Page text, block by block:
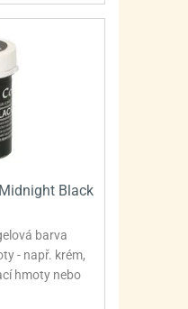
Black
barva
- např. krém,
hmoty nebo